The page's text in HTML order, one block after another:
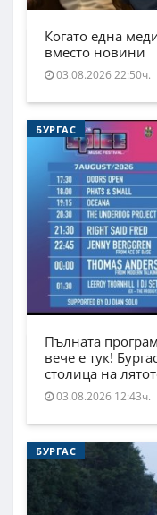
Когато една
вместо новини
03.08.2026 22:50ч.
БУРГАС
Пълната
вече е тук!
столица на
03.08.2026 12:43ч.
БУРГАС